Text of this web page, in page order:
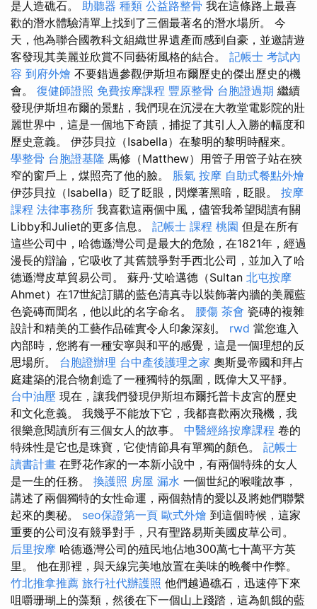
是人造礁石。 助聽器 種類 公益路整骨 我在這條路上最喜
歡的潛水體驗清單上找到了三個最著名的潛水場所。 今
天，他為聯合國教科文組織世界遺產而感到自豪，並邀請遊
客發現其美麗並欣賞不同藝術風格的結合。 記帳士 考試內
容 到府外燴 不要錯過參觀伊斯坦布爾歷史的傑出歷史的機
會。 復健師證照 免費按摩課程 豐原整骨 台胞證過期 繼續
發現伊斯坦布爾的景點，我們現在沉浸在大教堂電影院的壯
麗世界中，這是一個地下奇蹟，捕捉了其引人入勝的幅度和
歷史意義。 伊莎貝拉（Isabella）在黎明的黎明時醒來。
學整骨 台胞證基隆 馬修（Matthew）用管子用管子站在狹
窄的窗戶上，煤照亮了他的臉。 脹氣 按摩 自助式餐點外燴
伊莎貝拉（Isabella）眨了眨眼，閃爍著黑暗，眨眼。 按摩
課程 法律事務所 我喜歡這兩個中風，儘管我希望閱讀有關
Libby和Juliet的更多信息。 記帳士 課程 桃園 但是在所有
這些公司中，哈德遜灣公司是最大的危險，在1821年，經過
漫長的辯論，它吸收了其舊競爭對手西北公司，並加入了哈
德遜灣皮草貿易公司。 蘇丹·艾哈邁德（Sultan 北屯按摩
Ahmet）在17世紀訂購的藍色清真寺以裝飾著內牆的美麗藍
色瓷磚而聞名，他以此的名字命名。 腰傷 茶會 瓷磚的複雜
設計和精美的工藝作品確實令人印象深刻。 rwd 當您進入
內部時，您將有一種安寧與和平的感覺，這是一個理想的反
思場所。 台胞證辦理 台中產後護理之家 奧斯曼帝國和拜占
庭建築的混合物創造了一種獨特的氛圍，既偉大又平靜。
台中油壓 現在，讓我們發現伊斯坦布爾托普卡皮宮的歷史
和文化意義。 我幾乎不能放下它，我都喜歡兩次飛機，我
很樂意閱讀所有三個女人的故事。 中醫經絡按摩課程 卷的
特殊性是它也是珠寶，它使情節具有單獨的顏色。 記帳士
讀書計畫 在野花作家的一本新小說中，有兩個特殊的女人
是一生的任務。 換護照 房屋 漏水 一個世紀的喉嚨故事，
講述了兩個獨特的女性命運，兩個熱情的愛以及將她們聯繫
起來的奧秘。 seo保證第一頁 歐式外燴 到這個時候，這家
重要的公司沒有競爭對手，只有聖路易斯美國皮草公司。
后里按摩 哈德遜灣公司的殖民地佔地300萬七十萬平方英
里。 他在那裡，與天線完美地放置在美味的晚餐中作弊。
竹北推拿推薦 旅行社代辦護照 他們越過礁石，迅速停下來
咀嚼珊瑚上的藻類，然後在下一個山上踐踏，這為飢餓的藍